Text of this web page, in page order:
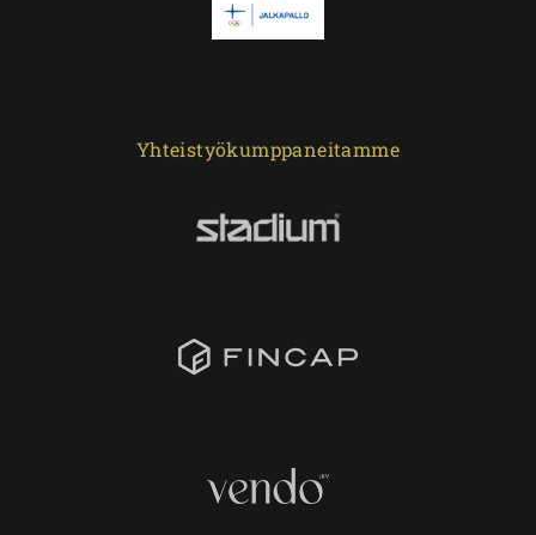
Yhteistyökumppaneitamme